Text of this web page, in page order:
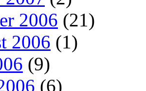
2006 (21)
2006 (1)
(9)
(6)